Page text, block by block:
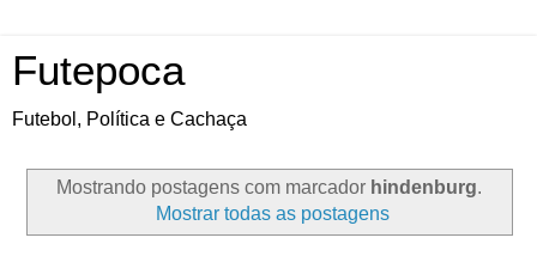
Futepoca
Futebol, Política e Cachaça
Mostrando postagens com marcador hindenburg.
Mostrar todas as postagens